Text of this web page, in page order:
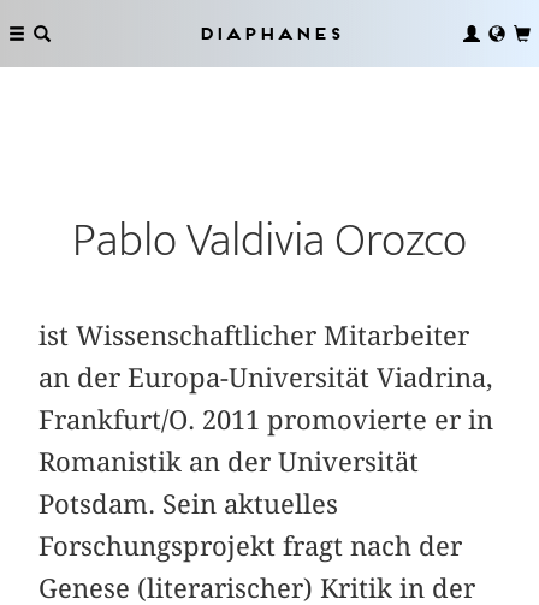
Diaphanes
Pablo Valdivia Orozco
ist Wissenschaftlicher Mitarbeiter
an der Europa-Universität Viadrina,
Frankfurt/O. 2011 promovierte er in
Romanistik an der Universität
Potsdam. Sein aktuelles
Forschungsprojekt fragt nach der
Genese (literarischer) Kritik in der